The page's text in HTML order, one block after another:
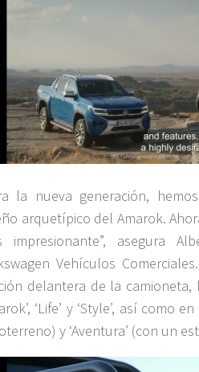
la nueva generación,
arquetípico del Amarok.
impresionante”, asegura
Vehículos
delantera de la
‘Life’ y ‘Style’, así como
y ‘Aventura’ (con un